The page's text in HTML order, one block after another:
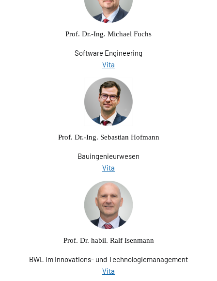
Prof. Dr.-Ing. Michael Fuchs
Software Engineering
Vita
Prof. Dr.-Ing. Sebastian Hofmann
Bauingenieurwesen
Vita
Prof. Dr. habil. Ralf Isenmann
BWL im Innovations- und Technologiemanagement
Vita